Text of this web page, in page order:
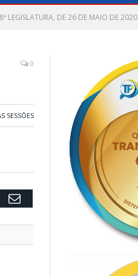
LEGISLATURA, DE 26 DE MAIO DE 2020
0
SESSÕES
Email